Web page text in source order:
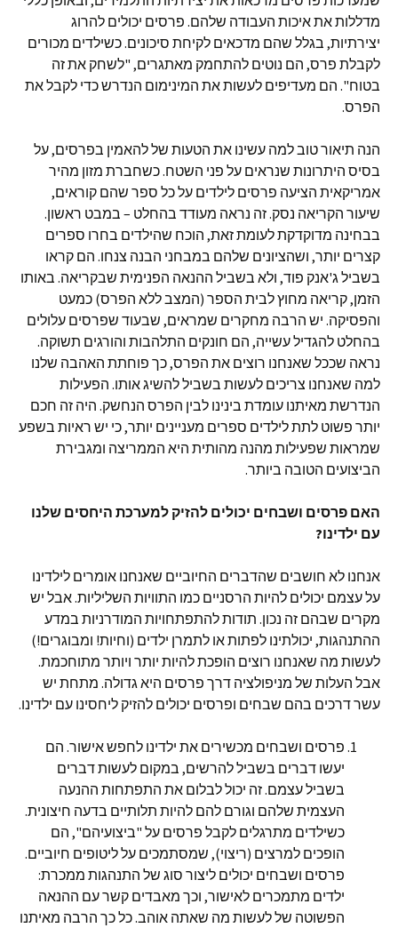
מדללות את איכות העבודה שלהם. פרסים יכולים להרוג
יצירתיות, בגלל שהם מדכאים לקיחת סיכונים. כשילדים מכורים
לקבלת פרס, הם נוטים להתחמק מאתגרים, "לשחק את זה
בטוח". הם מעדיפים לעשות את המינימום הנדרש כדי לקבל את
הפרס.
הנה תיאור טוב למה עשינו את הטעות של להאמין בפרסים, על
בסיס היתרונות שנראים על פני השטח. כשחברת מזון מהיר
אמריקאית הציעה פרסים לילדים על כל ספר שהם קוראים,
שיעור הקריאה נסק. זה נראה מעודד בהחלט – במבט ראשון.
בבחינה מדוקדקת לעומת זאת, הוכח שהילדים בחרו ספרים
קצרים יותר, ושהציונים שלהם במבחני הבנה צנחו. הם קראו
בשביל ג'אנק פוד, ולא בשביל ההנאה הפנימית שבקריאה. באותו
הזמן, קריאה מחוץ לבית הספר (המצב ללא הפרס) כמעט
והפסיקה. יש הרבה מחקרים שמראים, שבעוד שפרסים עלולים
בהחלט להגדיל עשייה, הם חונקים התלהבות והורגים תשוקה.
נראה שככל שאנחנו רוצים את הפרס, כך פוחתת האהבה שלנו
למה שאנחנו צריכים לעשות בשביל להשיג אותו. הפעילות
הנדרשת מאיתנו עומדת בינינו לבין הפרס הנחשק. היה זה חכם
יותר פשוט לתת לילדים ספרים מעניינים יותר, כי יש ראיות בשפע
שמראות שפעילות מהנה מהותית היא הממריצה ומגבירת
הביצועים הטובה ביותר.
האם פרסים ושבחים יכולים להזיק למערכת היחסים שלנו
עם ילדינו?
אנחנו לא חושבים שהדברים החיוביים שאנחנו אומרים לילדינו
על עצמם יכולים להיות הרסניים כמו התוויות השליליות. אבל יש
מקרים שבהם זה נכון. תודות להתפתחויות המודרניות במדע
ההתנהגות, יכולתינו לפתות או לתמרן ילדים (וחיות! ומבוגרים!)
לעשות מה שאנחנו רוצים הופכת להיות יותר ויותר מתוחכמת.
אבל העלות של מניפולציה דרך פרסים היא גדולה. מתחת יש
עשר דרכים בהם שבחים ופרסים יכולים להזיק ליחסינו עם ילדינו.
פרסים ושבחים מכשירים את ילדינו לחפש אישור. הם
יעשו דברים בשביל להרשים, במקום לעשות דברים
בשביל עצמם. זה יכול לבלום את התפתחות ההנעה
העצמית שלהם וגורם להם להיות תלותיים בדעה חיצונית.
כשילדים מתרגלים לקבל פרסים על "ביצועיהם", הם
הופכים למרצים (ריצוי), שמסתמכים על ליטופים חיוביים.
פרסים ושבחים יכולים ליצור סוג של התנהגות ממכרת:
ילדים מתמכרים לאישור, וכך מאבדים קשר עם ההנאה
הפשוטה של לעשות מה שאתה אוהב. כל כך הרבה מאיתנו